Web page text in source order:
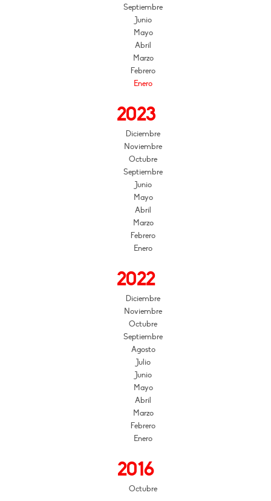
Septiembre
Junio
Mayo
Abril
Marzo
Febrero
Enero
2023
Diciembre
Noviembre
Octubre
Septiembre
Junio
Mayo
Abril
Marzo
Febrero
Enero
2022
Diciembre
Noviembre
Octubre
Septiembre
Agosto
Julio
Junio
Mayo
Abril
Marzo
Febrero
Enero
2016
Octubre